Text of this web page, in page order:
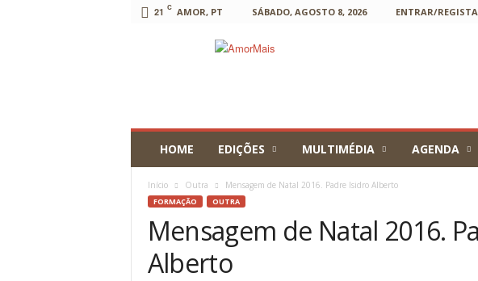
21 C AMOR, PT SÁBADO, AGOSTO 8, 2026 ENTRAR/
HOME EDIÇÕES MULTIMÉDIA AGENDA
Início Outra Mensagem de Natal 2016. Padre Isidro Alberto
FORMAÇÃO OUTRA
Mensagem de Natal 2016.
Alberto